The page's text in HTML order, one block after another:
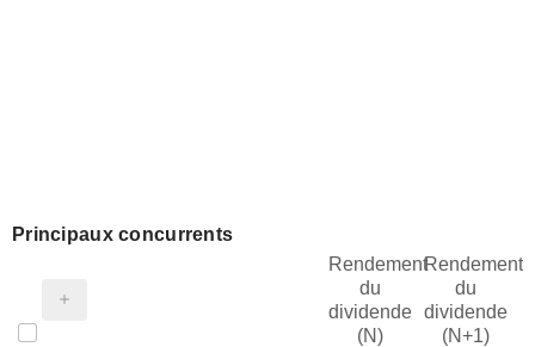
Principaux concurrents
Rendement
du
dividende
(N)
Rendement
du
dividende
(N+1)